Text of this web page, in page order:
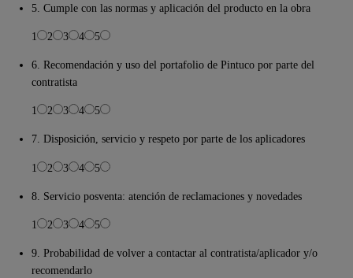
5. Cumple con las normas y aplicación del producto en la obra
1 2 3 4 5
6. Recomendación y uso del portafolio de Pintuco por parte del
contratista
1 2 3 4 5
7. Disposición, servicio y respeto por parte de los aplicadores
1 2 3 4 5
8. Servicio posventa: atención de reclamaciones y novedades
1 2 3 4 5
9. Probabilidad de volver a contactar al contratista/aplicador y/o
recomendarlo